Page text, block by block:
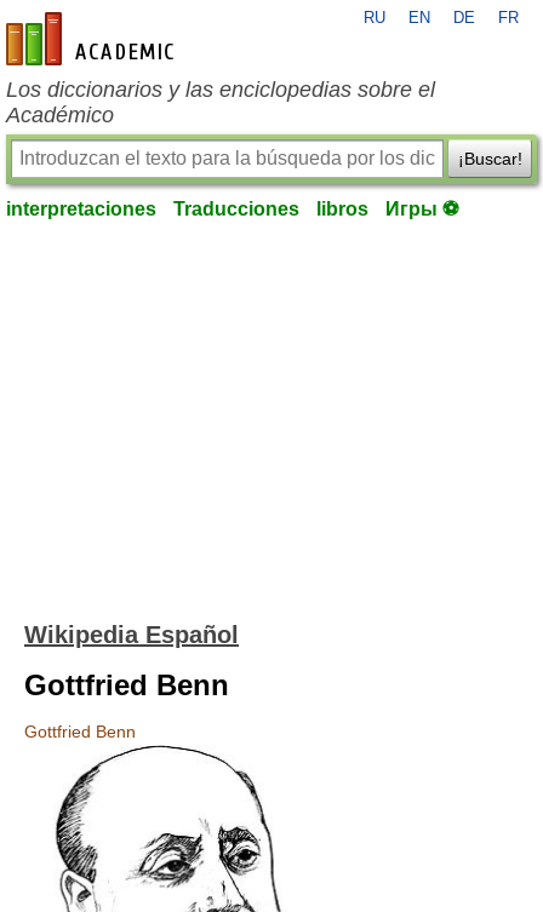
es-academic.com
RU EN DE FR
Los diccionarios y las enciclopedias sobre el
Académico
¡Buscar!
interpretaciones Traducciones libros Игры ⚽
Wikipedia Español
Gottfried Benn
Gottfried Benn